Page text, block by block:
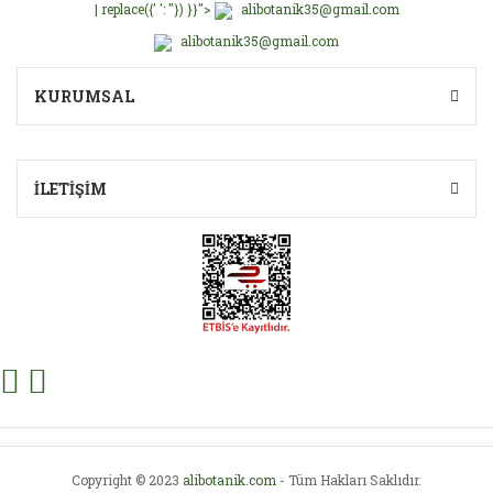
| replace({' ': ''}) }}">
alibotanik35@gmail.com
alibotanik35@gmail.com
KURUMSAL
İLETİŞİM
Copyright © 2023 alibotanik.com - Tüm Hakları Saklıdır.